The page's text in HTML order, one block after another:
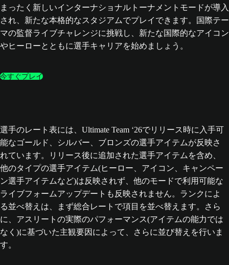
まったく新しいインターナショナルトーナメントモードが導入
され、新たな本格的なスタジアムでプレイできます。国際テー
マの監督ライブチャレンジに挑戦し、新たな国際的なアイコン
やヒーローとともに選手キャリアを始めましょう。
今すぐプレイ
選手のレート表には、Ultimate Team ‘26でリリース時に入手可
能なゴールド、シルバー、ブロンズの選手アイテムが反映さ
れています。リリース後に追加された選手アイテムを含め、
他のタイプの選手アイテム(ヒーロー、アイコン、キャンペー
ン選手アイテムなど)は反映されず、他のモードで利用可能な
ライブフォームアップデートも反映されません。ランクによ
る並べ替えは、まず総合レートで項目を並べ替えます。さら
に、アスリートの実際のパフォーマンス(アイテムの能力では
なく)に基づいた主観要因によって、さらに並び替えを行いま
す。